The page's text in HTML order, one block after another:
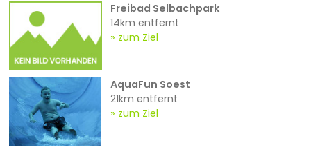
Freibad Selbachpark
14km entfernt
zum Ziel
AquaFun Soest
21km entfernt
zum Ziel